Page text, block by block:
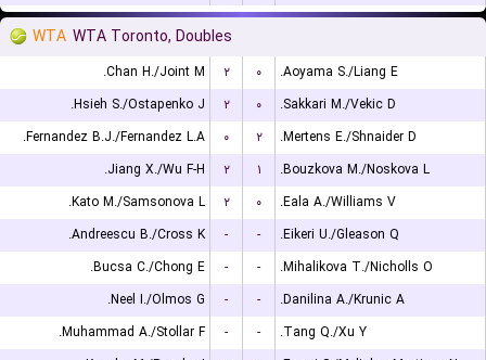
WTA WTA Toronto, Doubles
Chan H./Joint M. ۲ ۰
Aoyama S./Liang E.
Hsieh S./Ostapenko J.
۲ ۰
Sakkari M./Vekic D.
Fernandez B.J./Fernandez L.A.
۰ ۲
Mertens E./Shnaider D.
Jiang X./Wu F-H.
۲ ۱
Bouzkova M./Noskova L.
Kato M./Samsonova L.
۲ ۰
Eala A./Williams V.
Andreescu B./Cross K.
- -
Eikeri U./Gleason Q.
Bucsa C./Chong E.
- -
Mihalikova T./Nicholls O.
Neel I./Olmos G.
- -
Danilina A./Krunic A.
Muhammad A./Stollar F.
- -
Tang Q./Xu Y.